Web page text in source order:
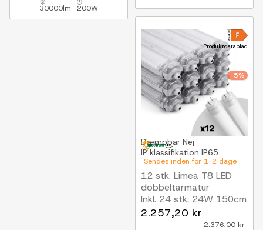
30000lm 200W
Produktdatablad
-5%
Sendes inden for 1-2 dage
Dæmpbar Nej
IP klassifikation IP65
12 stk. Limea T8 LED
dobbeltarmatur
Inkl. 24 stk. 24W 150cm
LED rør, IP65 vandtæt
2.257,20 kr
2.376,00 kr